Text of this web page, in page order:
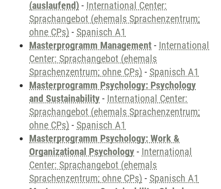
(auslaufend) - International Center:
Sprachangebot (ehemals Sprachenzentrum;
ohne CPs) - Spanisch A1
Masterprogramm Management - International
Center: Sprachangebot (ehemals
Sprachenzentrum; ohne CPs) - Spanisch A1
Masterprogramm Psychology: Psychology
and Sustainability - International Center:
Sprachangebot (ehemals Sprachenzentrum;
ohne CPs) - Spanisch A1
Masterprogramm Psychology: Work &
Organizational Psychology - International
Center: Sprachangebot (ehemals
Sprachenzentrum; ohne CPs) - Spanisch A1